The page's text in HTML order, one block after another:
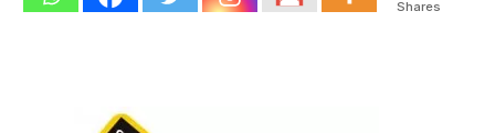
Shares